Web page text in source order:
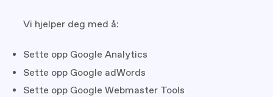
Vi hjelper deg med å:
Sette opp Google Analytics
Sette opp Google adWords
Sette opp Google Webmaster Tools